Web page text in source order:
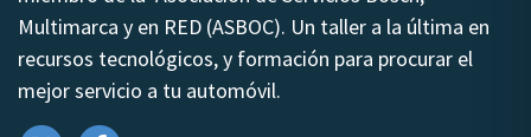
Multimarca y en RED (ASBOC). Un taller a la última en
recursos tecnológicos, y formación para procurar el
mejor servicio a tu automóvil.